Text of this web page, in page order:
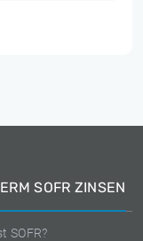
SOFR ZINSEN
SOFR?